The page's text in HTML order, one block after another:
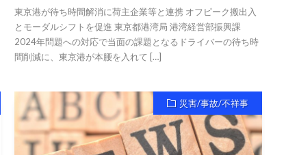
東京港が待ち時間解消に荷主企業等と連携 オフピーク搬出入
とモーダルシフトを促進 東京都港湾局 港湾経営部振興課
2024年問題への対応で当面の課題となるドライバーの待ち時
間削減に、東京港が本腰を入れて […]
災害/事故/不祥事